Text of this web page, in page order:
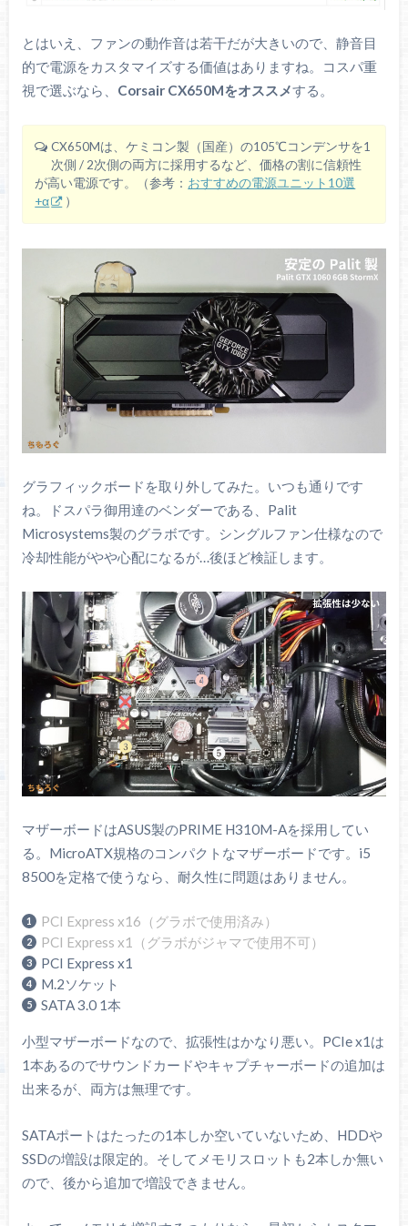
とはいえ、ファンの動作音は若干だが大きいので、静音目
的で電源をカスタマイズする価値はありますね。コスパ重
視で選ぶなら、 Corsair CX650Mをオススメする。
CX650Mは、ケミコン製（国産）の105℃コンデンサを1
次側 / 2次側の両方に採用するなど、価格の割に信頼性
が高い電源です。（参考： おすすめの電源ユニット10選
+α
）
グラフィックボードを取り外してみた。いつも通りです
ね。ドスパラ御用達のベンダーである、Palit
Microsystems製のグラボです。シングルファン仕様なので
冷却性能がやや心配になるが…後ほど検証します。
マザーボードはASUS製のPRIME H310M-Aを採用してい
る。MicroATX規格のコンパクトなマザーボードです。i5
8500を定格で使うなら、耐久性に問題はありません。
PCI Express x16（グラボで使用済み）
PCI Express x1（グラボがジャマで使用不可）
PCI Express x1
M.2ソケット
SATA 3.0 1本
小型マザーボードなので、拡張性はかなり悪い。PCIe x1は
1本あるのでサウンドカードやキャプチャーボードの追加は
出来るが、両方は無理です。
SATAポートはたったの1本しか空いていないため、HDDや
SSDの増設は限定的。そしてメモリスロットも2本しか無い
ので、後から追加で増設できません。